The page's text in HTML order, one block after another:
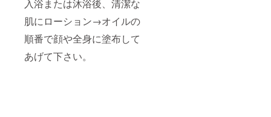
入浴または沐浴後、清潔な
肌にローション→オイルの
順番で顔や全身に塗布して
あげて下さい。